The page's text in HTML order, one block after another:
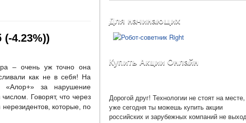
4.23%))
– очень уж точно она
как не в себя! На
«Алор+» за нарушение
Говорят, что через
которые, по
Для начинающих
Купить Акции Онлайн
Дорогой друг! Технологии не стоят на
уже сегодня ты можешь купить акции
российских и зарубежных компаний не